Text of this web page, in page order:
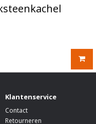
Klantenservice
Contact
Retourneren